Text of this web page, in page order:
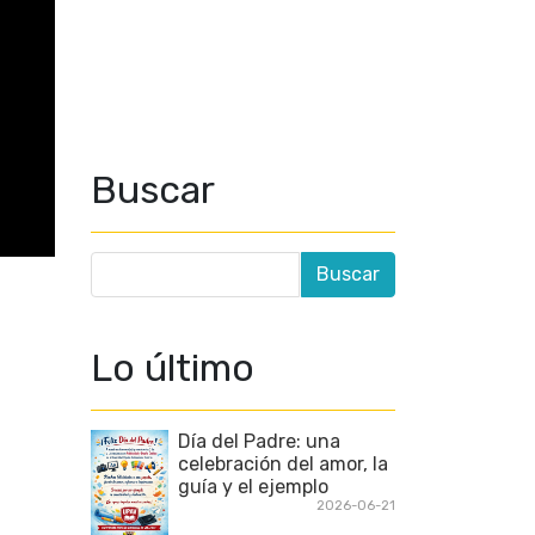
Buscar
Lo último
Día del Padre: una
celebración del amor, la
guía y el ejemplo
2026-06-21